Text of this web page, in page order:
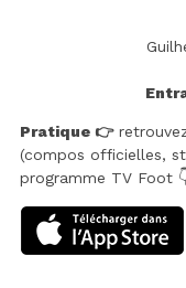
Pratique 👉
(compos officielles,
programme TV Foot